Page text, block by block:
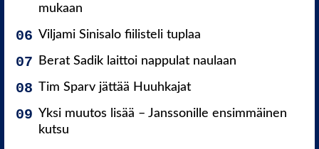
mukaan
Viljami Sinisalo fiilisteli tuplaa
Berat Sadik laittoi nappulat naulaan
Tim Sparv jättää Huuhkajat
Yksi muutos lisää – Janssonille ensimmäinen
kutsu